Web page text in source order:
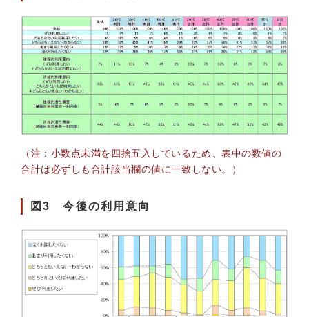
（注：小数点未満を四捨五入しているため、表中の数値の
合計は必ずしも合計該当欄の値に一致しない。）
図3 今後の利用意向